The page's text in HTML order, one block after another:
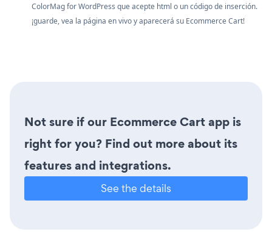
ColorMag for WordPress que acepte html o un código de inserción.
¡guarde, vea la página en vivo y aparecerá su Ecommerce Cart!
Not sure if our Ecommerce Cart app is
right for you? Find out more about its
features and integrations.
See the details